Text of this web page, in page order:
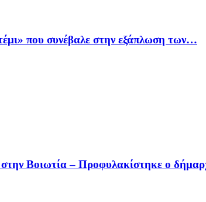
που συνέβαλε στην εξάπλωση των…
στην Βοιωτία – Προφυλακίστηκε ο